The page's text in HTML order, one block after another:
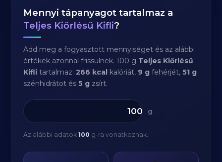
Mennyi tápanyagot tartalmaz a
Teljes Kiőrlésű Kifli?
Add meg a fogyasztott mennyiséget és az alábbi
értékek azonnal frissülnek. 100 g Teljes Kiőrlésű
Kifli tartalmaz:266 kcal kalóriát, 9 g fehérjét,51 g
szénhidrátot és5 g zsírt.
g
Az alábbi adatok100 g-ra vonatkoznak.